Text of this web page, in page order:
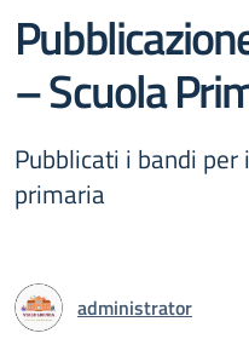
– Scuola
Pubblicati i bandi
primaria
administrator